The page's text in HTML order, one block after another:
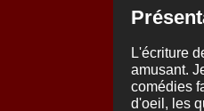
L'écriture
amusant.
comédies
d'oeil, les